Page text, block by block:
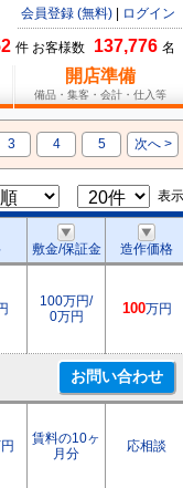
会員登録 (無料) ログイン
件 お客様数 137,776 名
開店準備
備品・集客・会計・仕入等
3 4 5 次へ >
表示
敷金/保証金 造作価格
100万円/
0万円
100万円
賃料の10ヶ
月分
応相談